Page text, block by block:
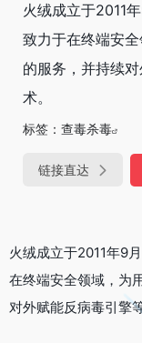
火绒成立于2011
致力于在终端安
的服务，并持续
术。
标签： 查毒杀毒
链接直达
火绒成立于2011年9
在终端安全领域，为
对外赋能反病毒引擎